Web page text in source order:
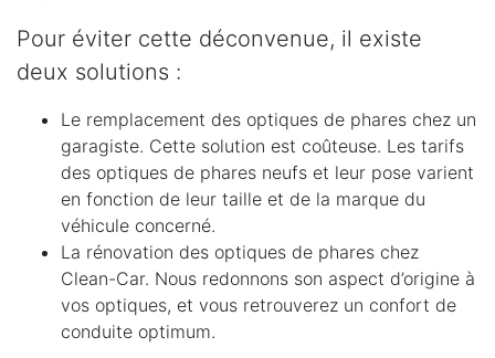
Pour éviter cette déconvenue, il existe
deux solutions :
Le remplacement des optiques de phares chez un
garagiste. Cette solution est coûteuse. Les tarifs
des optiques de phares neufs et leur pose varient
en fonction de leur taille et de la marque du
véhicule concerné.
La rénovation des optiques de phares chez
Clean-Car. Nous redonnons son aspect d’origine à
vos optiques, et vous retrouverez un confort de
conduite optimum.